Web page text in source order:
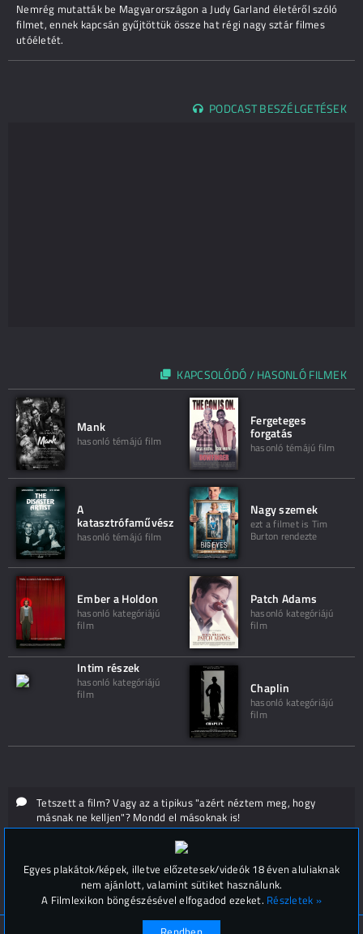
Nemrég mutatták be Magyarországon a Judy Garland életéről szóló
filmet, ennek kapcsán gyűjtöttük össze hat régi nagy sztár filmes
utóéletét.
PODCAST BESZÉLGETÉSEK
KAPCSOLÓDÓ / HASONLÓ FILMEK
Mank
hasonló témájú film
Fergeteges
forgatás
hasonló témájú film
A
katasztrófaművész
hasonló témájú film
Nagy szemek
ezt a filmet is Tim
Burton rendezte
Ember a Holdon
hasonló kategóriájú
film
Patch Adams
hasonló kategóriájú
film
Intim részek
hasonló kategóriájú
film Chaplin
hasonló kategóriájú
film
Tetszett a film? Vagy az a tipikus "azért néztem meg, hogy
másnak ne kelljen"? Mondd el másoknak is!
Hozzászólások (
Egyes plakátok/képek, illetve előzetesek/videók 18 éven aluliaknak
nem ajánlott, valamint sütiket használunk.
A Filmlexikon böngészésével elfogadod ezeket. Részletek »